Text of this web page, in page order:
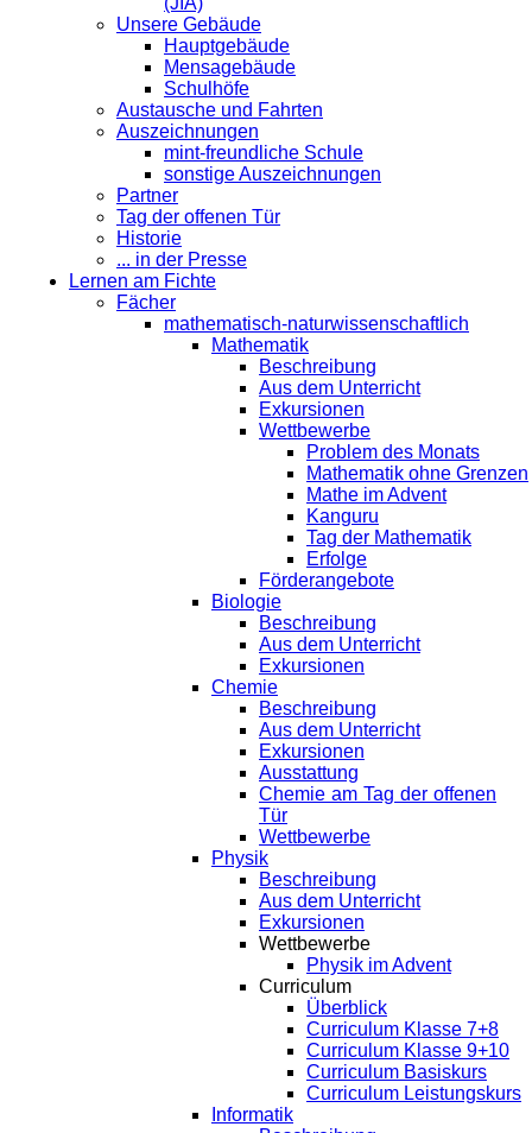
Unsere Gebäude
Hauptgebäude
Mensagebäude
Schulhöfe
Austausche und Fahrten
Auszeichnungen
mint-freundliche Schule
sonstige Auszeichnungen
Partner
Tag der offenen Tür
Historie
... in der Presse
Lernen am Fichte
Fächer
mathematisch-naturwissenschaftlich
Mathematik
Beschreibung
Aus dem Unterricht
Exkursionen
Wettbewerbe
Problem des Monats
Mathematik ohne Grenzen
Mathe im Advent
Kanguru
Tag der Mathematik
Erfolge
Förderangebote
Biologie
Beschreibung
Aus dem Unterricht
Exkursionen
Chemie
Beschreibung
Aus dem Unterricht
Exkursionen
Ausstattung
Chemie am Tag der offenen
Tür
Wettbewerbe
Physik
Beschreibung
Aus dem Unterricht
Exkursionen
Wettbewerbe
Physik im Advent
Curriculum
Überblick
Curriculum Klasse 7+8
Curriculum Klasse 9+10
Curriculum Basiskurs
Curriculum Leistungskurs
Informatik